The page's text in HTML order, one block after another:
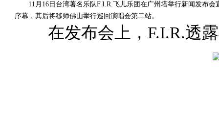
11月16日台湾著名乐队F.I.R.飞儿乐团在广州塔举行新闻发布会
序幕，其后将移师佛山举行巡回演唱会第二站。
在发布会上，F.I.R.透露